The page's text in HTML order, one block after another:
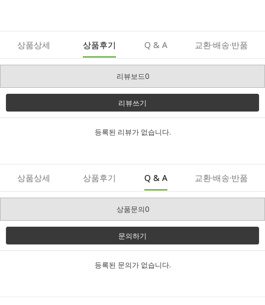
상품상세 상품후기 Q & A 교환·배송·반품
리뷰보드0
리뷰쓰기
등록된 리뷰가 없습니다.
상품상세 상품후기 Q & A 교환·배송·반품
상품문의0
문의하기
등록된 문의가 없습니다.